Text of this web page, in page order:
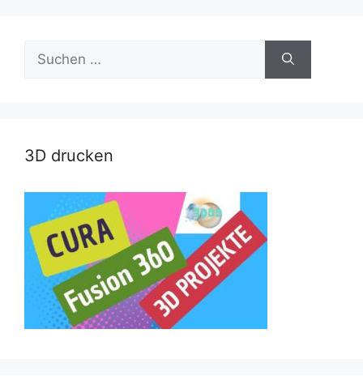
nach:
3D drucken